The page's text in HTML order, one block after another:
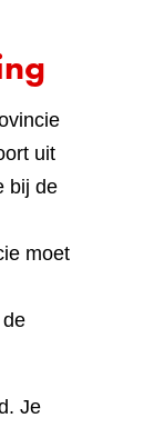
uit
bij de
moet
Je